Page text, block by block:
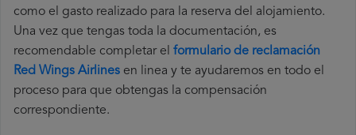
como el gasto realizado para la reserva del alojamiento.
Una vez que tengas toda la documentación, es
recomendable completar el formulario de reclamación
Red Wings Airlines en linea y te ayudaremos en todo el
proceso para que obtengas la compensación
correspondiente.